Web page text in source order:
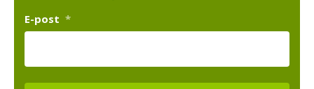
E-post *